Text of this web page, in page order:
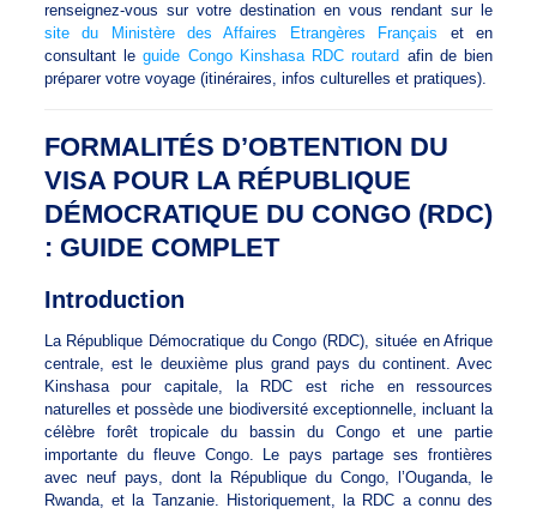
renseignez-vous sur votre destination en vous rendant sur le
site du Ministère des Affaires Etrangères Français et en
consultant leguide Congo Kinshasa RDC routard afin de bien
préparer votre voyage (itinéraires, infos culturelles et pratiques).
FORMALITÉS D’OBTENTION DU
VISA POUR LA RÉPUBLIQUE
DÉMOCRATIQUE DU CONGO (RDC)
: GUIDE COMPLET
Introduction
La République Démocratique du Congo (RDC), située en Afrique
centrale, est le deuxième plus grand pays du continent. Avec
Kinshasa pour capitale, la RDC est riche en ressources
naturelles et possède une biodiversité exceptionnelle, incluant la
célèbre forêt tropicale du bassin du Congo et une partie
importante du fleuve Congo. Le pays partage ses frontières
avec neuf pays, dont la République du Congo, l’Ouganda, le
Rwanda, et la Tanzanie. Historiquement, la RDC a connu des